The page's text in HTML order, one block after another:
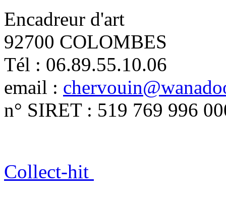
Encadreur d'art
92700 COLOMBES
Tél : 06.89.55.10.06
email :
n° SIRET : 519 769 996
Collect-hit